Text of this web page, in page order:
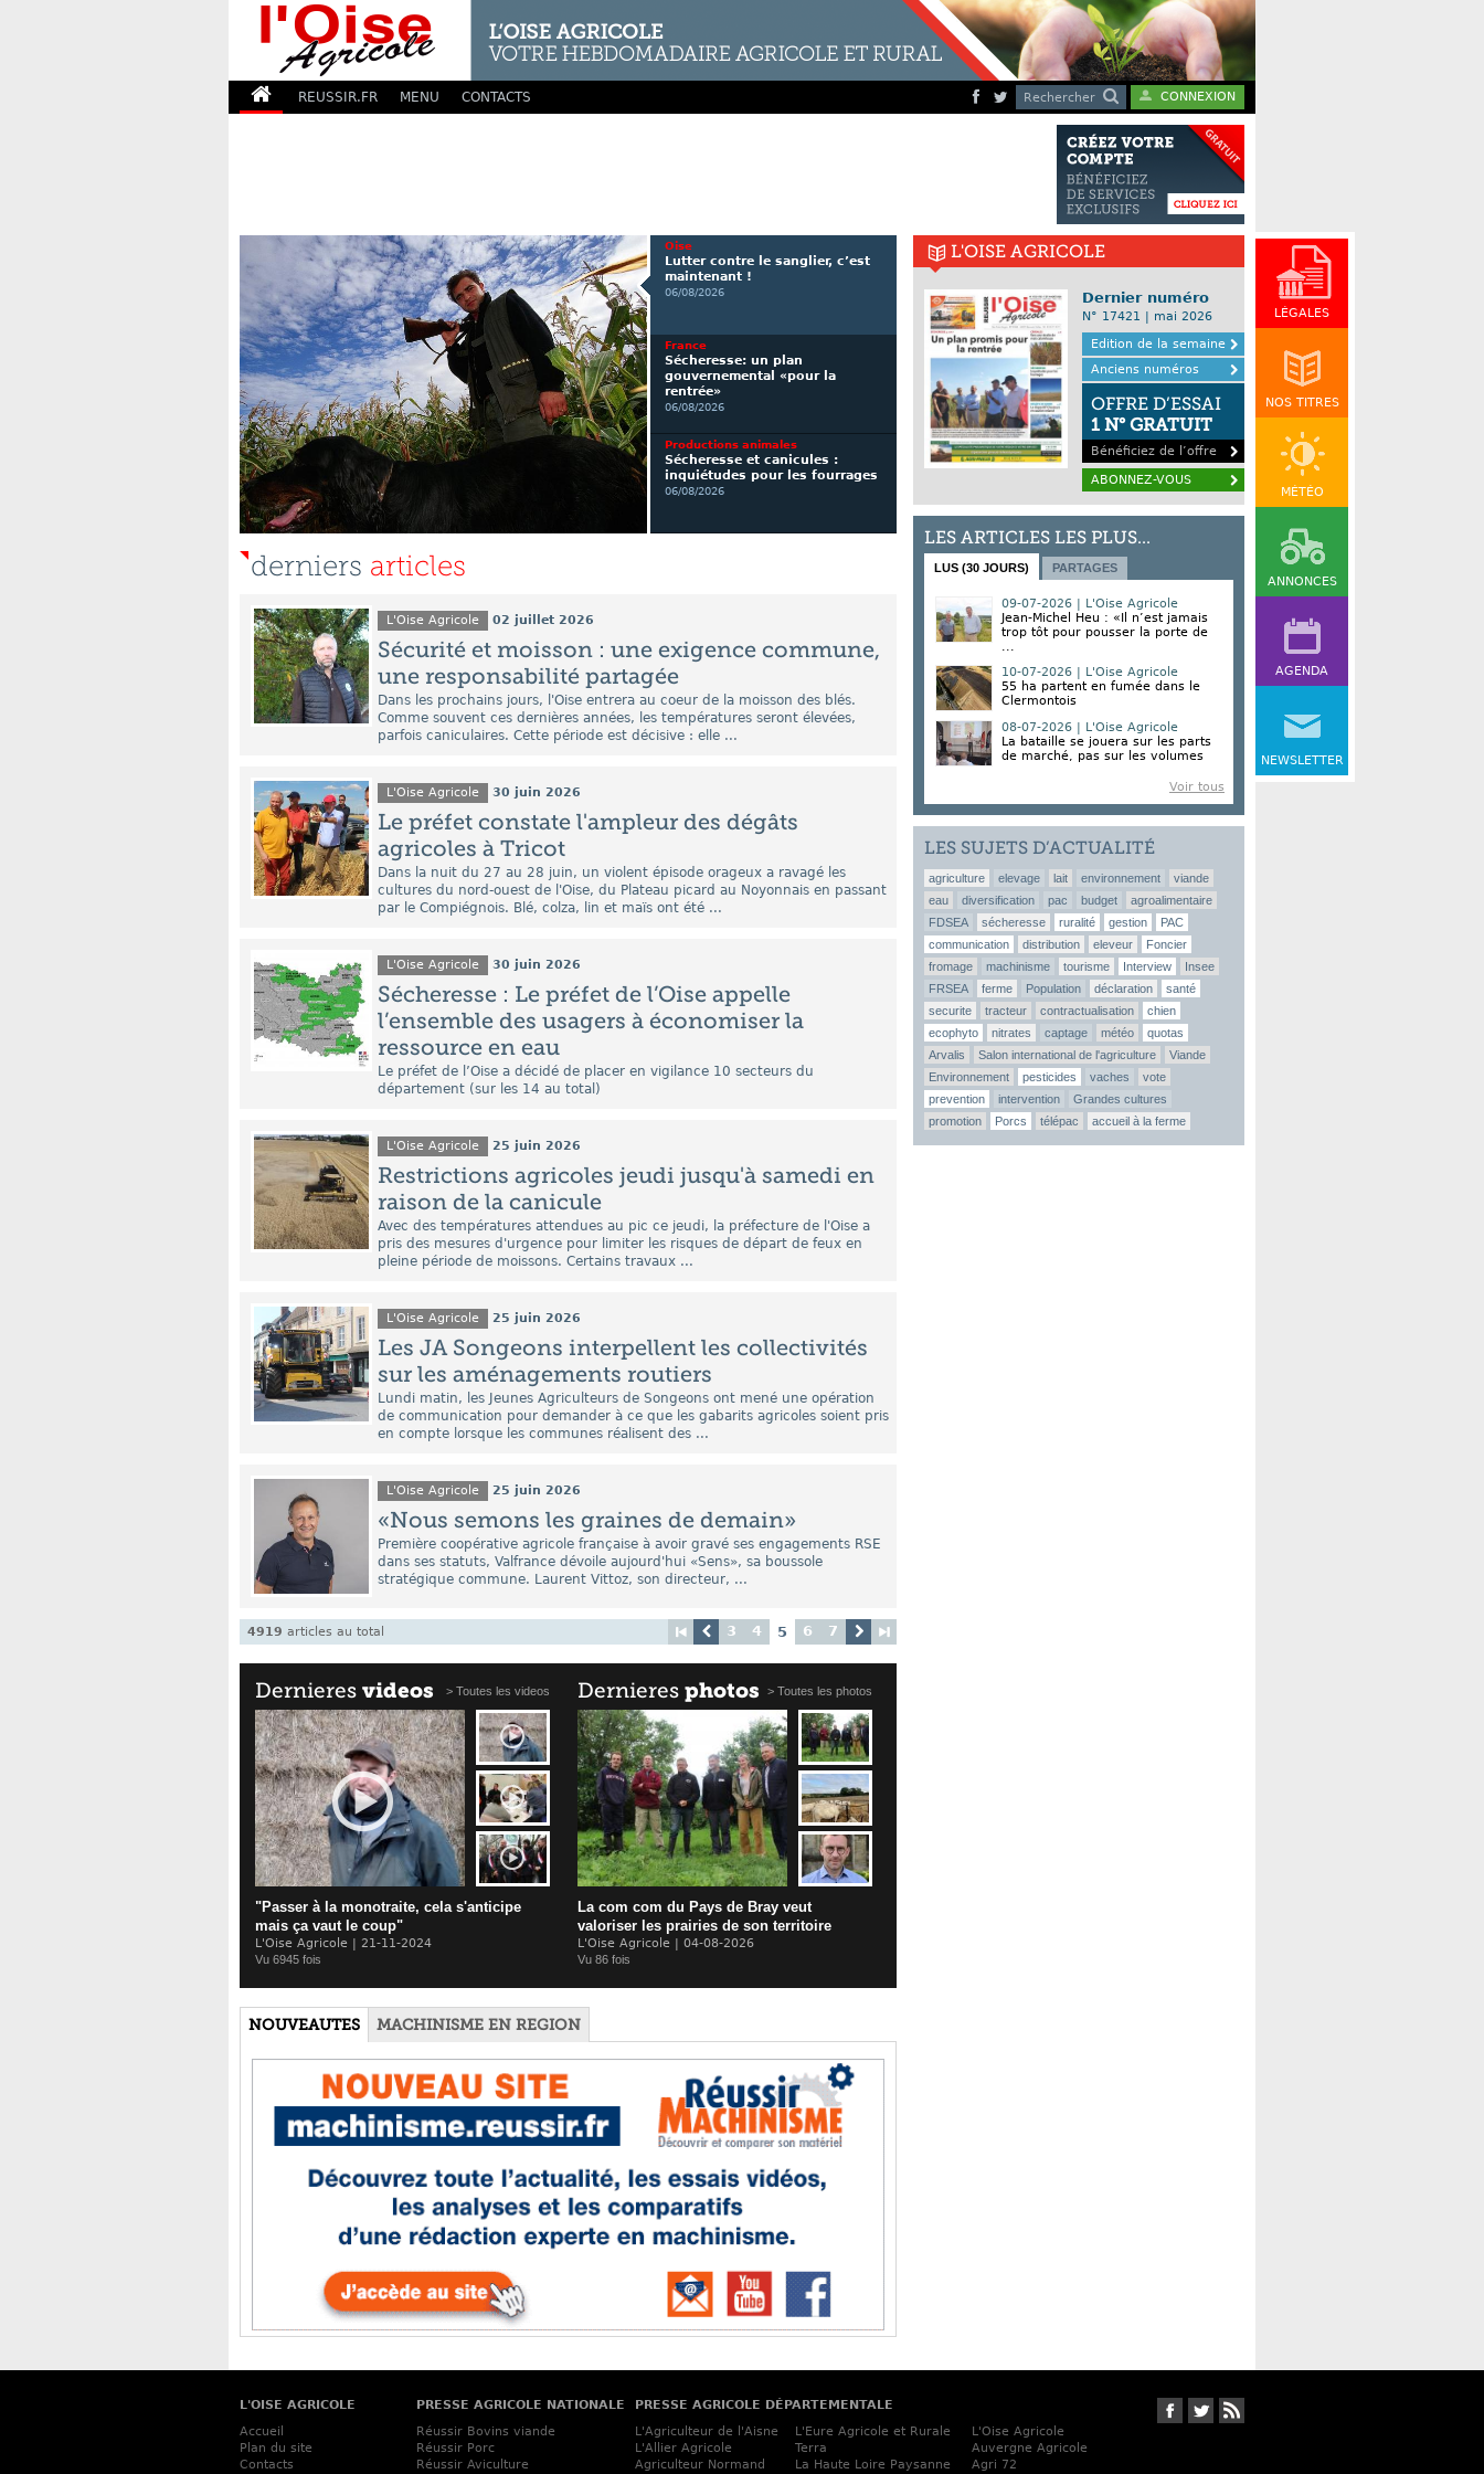
REUSSIR.FR MENU CONTACTS Rechercher CONNEXION
LÉGALES
NOS TITRES
MÉTÉO
ANNONCES
AGENDA
NEWSLETTER
Oise
Lutter contre le sanglier, c’est
maintenant !
06/08/2026
France
Sécheresse: un plan
gouvernemental «pour la
rentrée»
06/08/2026
Productions animales
Sécheresse et canicules :
inquiétudes pour les fourrages
06/08/2026
derniers articles
L'Oise Agricole 02 juillet 2026
Sécurité et moisson : une exigence commune,
une responsabilité partagée
Dans les prochains jours, l'Oise entrera au coeur de la moisson des blés.
Comme souvent ces dernières années, les températures seront élevées,
parfois caniculaires. Cette période est décisive : elle ...
L'Oise Agricole 30 juin 2026
Le préfet constate l'ampleur des dégâts
agricoles à Tricot
Dans la nuit du 27 au 28 juin, un violent épisode orageux a ravagé les
cultures du nord-ouest de l'Oise, du Plateau picard au Noyonnais en passant
par le Compiégnois. Blé, colza, lin et maïs ont été ...
L'Oise Agricole 30 juin 2026
Sécheresse : Le préfet de l’Oise appelle
l’ensemble des usagers à économiser la
ressource en eau
Le préfet de l’Oise a décidé de placer en vigilance 10 secteurs du
département (sur les 14 au total)
L'Oise Agricole 25 juin 2026
Restrictions agricoles jeudi jusqu'à samedi en
raison de la canicule
Avec des températures attendues au pic ce jeudi, la préfecture de l'Oise a
pris des mesures d'urgence pour limiter les risques de départ de feux en
pleine période de moissons. Certains travaux ...
L'Oise Agricole 25 juin 2026
Les JA Songeons interpellent les collectivités
sur les aménagements routiers
Lundi matin, les Jeunes Agriculteurs de Songeons ont mené une opération
de communication pour demander à ce que les gabarits agricoles soient pris
en compte lorsque les communes réalisent des ...
L'Oise Agricole 25 juin 2026
«Nous semons les graines de demain»
Première coopérative agricole française à avoir gravé ses engagements RSE
dans ses statuts, Valfrance dévoile aujourd'hui «Sens», sa boussole
stratégique commune. Laurent Vittoz, son directeur, ...
3 4 5 6 7
4919 articles au total
> Toutes les videos
Dernieres videos
"Passer à la monotraite, cela s'anticipe
mais ça vaut le coup"
L'Oise Agricole | 21-11-2024
Vu 6945 fois
> Toutes les photos
Dernieres photos
La com com du Pays de Bray veut
valoriser les prairies de son territoire
L'Oise Agricole | 04-08-2026
Vu 86 fois
NOUVEAUTES MACHINISME EN REGION
L'OISE AGRICOLE
Dernier numéro
N° 17421 | mai 2026
Edition de la semaine
Anciens numéros
OFFRE D’ESSAI
1 N° GRATUIT
Bénéficiez de l’offre
ABONNEZ-VOUS
LES ARTICLES LES PLUS...
LUS (30 JOURS) PARTAGES
09-07-2026 | L'Oise Agricole
Jean-Michel Heu : «Il n’est jamais
trop tôt pour pousser la porte de
...
10-07-2026 | L'Oise Agricole
55 ha partent en fumée dans le
Clermontois
08-07-2026 | L'Oise Agricole
La bataille se jouera sur les parts
de marché, pas sur les volumes
Voir tous
LES SUJETS D’ACTUALITÉ
agriculture elevage lait environnement
viande
eau
diversification pac budget
agroalimentaire
FDSEA
sécheresse ruralité gestion
PAC
communication
distribution eleveur
Foncier
fromage
machinisme tourisme Interview
Insee
FRSEA
ferme Population déclaration
santé
securite
tracteur contractualisation
chien
ecophyto
nitrates captage météo
quotas
Arvalis
Salon international de l'agriculture
Viande
Environnement
pesticides vaches
vote
prevention
intervention
Grandes cultures
promotion
Porcs télépac accueil à la ferme
Suivez-nous sur Facebook
Suivez-nous sur Twitter
L'OISE AGRICOLE
Accueil
Plan du site
Contacts
PRESSE AGRICOLE NATIONALE
Réussir Bovins viande
Réussir Porc
Réussir Aviculture
PRESSE AGRICOLE DÉPARTEMENTALE
L'Agriculteur de l'Aisne
L'Allier Agricole
Agriculteur Normand
L'Eure Agricole et Rurale
Terra
La Haute Loire Paysanne
L'Oise Agricole
Auvergne Agricole
Agri 72